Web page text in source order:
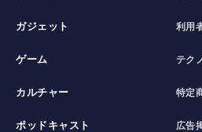
ガジェット
ゲーム
カルチャー
ポッドキャスト
利用
テク
特定
広告